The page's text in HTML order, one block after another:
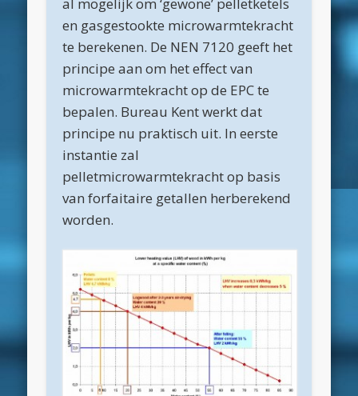
november 2024
september 2024
juni 2024
april 2024
maart 2024
februari 2024
maart 2022
december 2021
april 2021
en gasgestookte microwarmtekracht
te berekenen. De NEN 7120 geeft het
principe aan om het effect van
microwarmtekracht op de EPC te
bepalen. Bureau Kent werkt dat
principe nu praktisch uit. In eerste
instantie zal
pelletmicrowarmtekracht op basis
van forfaitaire getallen herberekend
worden.